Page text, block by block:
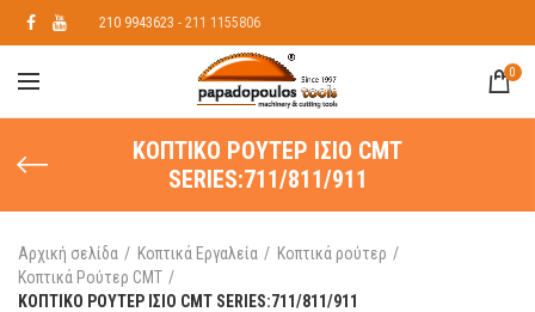
210 9943623 - 211 1155806
0
ΚΟΠΤΙΚΟ ΡΟΥΤΕΡ ΙΣΙΟ CMT
SERIES:711/811/911
Αρχική σελίδα Κοπτικά Εργαλεία
Κοπτικά ρούτερ
Κοπτικά Ρούτερ CMT
ΚΟΠΤΙΚΟ ΡΟΥΤΕΡ ΙΣΙΟ CMT SERIES:711/811/911